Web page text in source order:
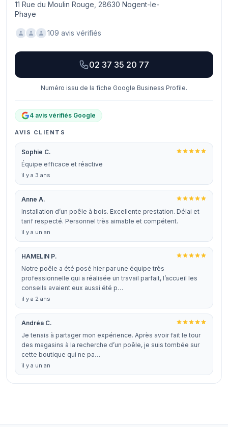
11 Rue du Moulin Rouge, 28630 Nogent-le-
Phaye
109 avis vérifiés
02 37 35 20 77
Numéro issu de la fiche Google Business Profile.
4 avis vérifiés Google
AVIS CLIENTS
Sophie C.
Équipe efficace et réactive
il y a 3 ans
Anne A.
Installation d’un poêle à bois. Excellente prestation. Délai et
tarif respecté. Personnel très aimable et compétent.
il y a un an
HAMELIN P.
Notre poêle a été posé hier par une équipe très
professionnelle qui a réalisée un travail parfait, l’accueil les
conseils avaient eux aussi été p…
il y a 2 ans
Andréa C.
Je tenais à partager mon expérience. Après avoir fait le tour
des magasins à la recherche d’un poêle, je suis tombée sur
cette boutique qui ne pa…
il y a un an